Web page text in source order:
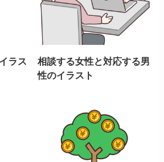
ラス
相談する女性と対応する男
性のイラスト